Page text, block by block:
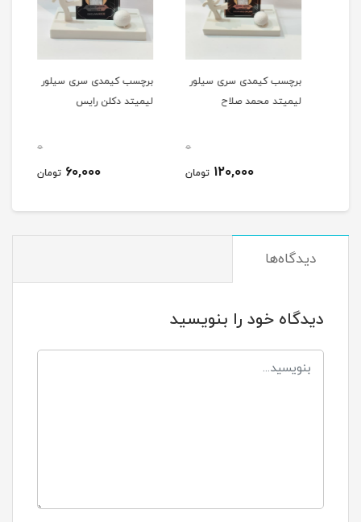
برچسب کیمدی سری سیلور
لیمیتد محمد صلاح
120,000 تومان
برچسب کیمدی سری سیلور
لیمیتد دکلن رایس
60,000 تومان
دیدگاه‌ها
دیدگاه خود را بنویسید